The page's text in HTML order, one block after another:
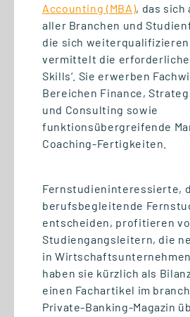
#GSRNonTour:
Impulse von der
Konferenz in
Accounting (MBA), das sich
aller Branchen und
die sich
vermittelt die
Skills‘. Sie erwerben
Bereichen Finance,
und Consulting sowie
funktionsübergreifende
Coaching-Fertigkeiten.
Fernstudieninteressierte,
berufsbegleitende
entscheiden, profitieren
Studiengangsleitern, die
in
haben sie kürzlich als
einen Fachartikel im
Private-Banking-Magazin